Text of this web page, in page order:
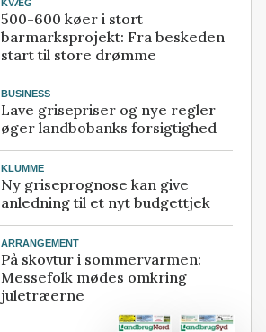
KVÆG
500-600 køer i stort
barmarksprojekt: Fra beskeden
start til store drømme
BUSINESS
Lave grisepriser og nye regler
øger landbobanks forsigtighed
KLUMME
Ny griseprognose kan give
anledning til et nyt budgettjek
ARRANGEMENT
På skovtur i sommervarmen:
Messefolk mødes omkring
juletræerne